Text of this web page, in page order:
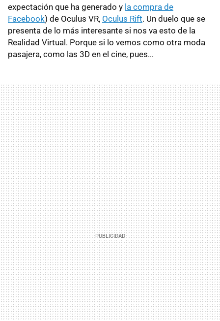
expectación que ha generado y la compra de
Facebook) de Oculus VR, Oculus Rift. Un duelo que se
presenta de lo más interesante si nos va esto de la
Realidad Virtual. Porque si lo vemos como otra moda
pasajera, como las 3D en el cine, pues...